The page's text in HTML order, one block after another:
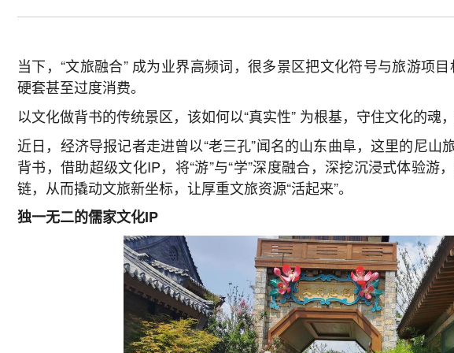
当下，“文旅融合” 成为业界高频词，很多景区把文化符号与旅游项
硬套甚至过度消费。
以文化做背书的传统景区，该如何以“真实性” 为根基，守住文化的魂
近日，经济导报记者走进曾以“老三孔”闻名的山东曲阜，这里的尼山
背书，借助超级文化IP，将“游”与“学”深度融合，深挖沉浸式体验游
链，从而撬动文旅新坐标，让厚重文旅资源“活起来”。
独一无二的儒家文化IP